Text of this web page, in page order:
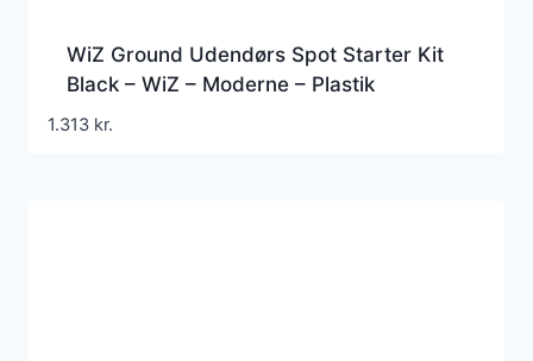
WiZ Ground Udendørs Spot Starter Kit
Black – WiZ – Moderne – Plastik
1.313 kr.